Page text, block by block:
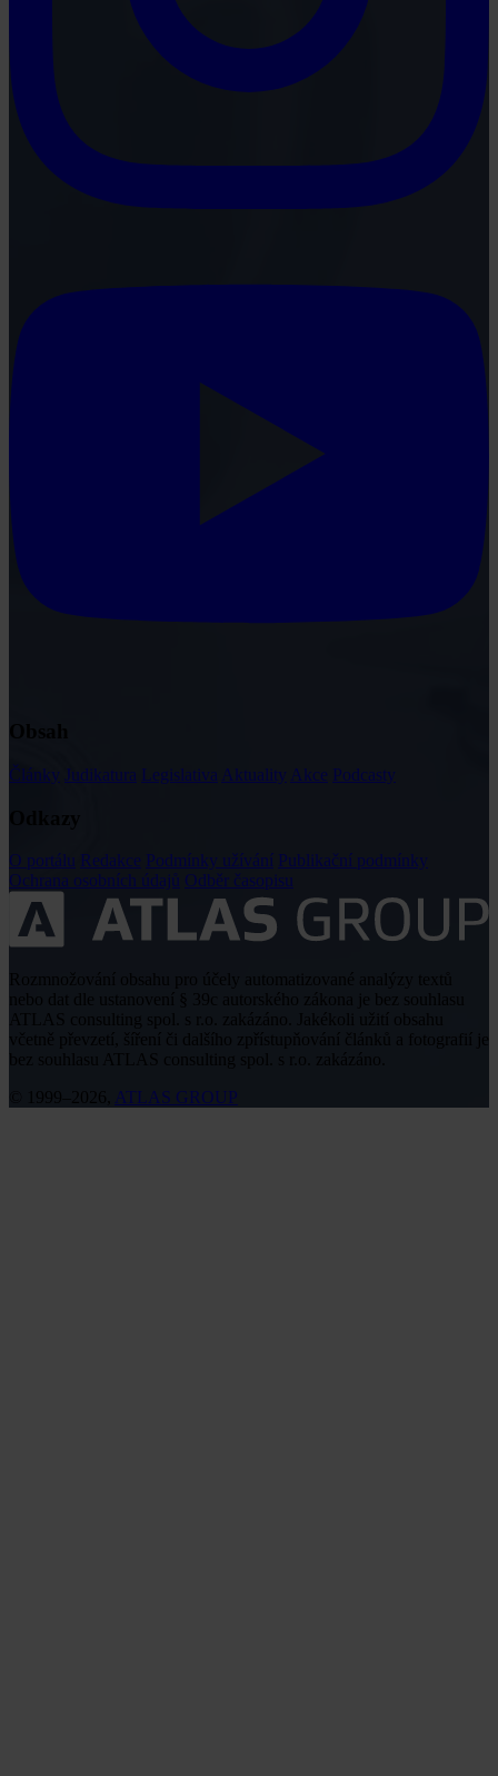
Články Judikatura Legislativa Aktuality Akce Podcasty
O portálu Redakce Podmínky užívání Publikační podmínky
Ochrana osobních údajů Odběr časopisu
včetně převzetí, šíření či dalšího zpřístupňování článků a fotografií je
ATLAS GROUP